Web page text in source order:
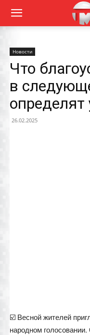
Новости
Что
в
определят
26.02.2025
☑️ Весной жителей
народном